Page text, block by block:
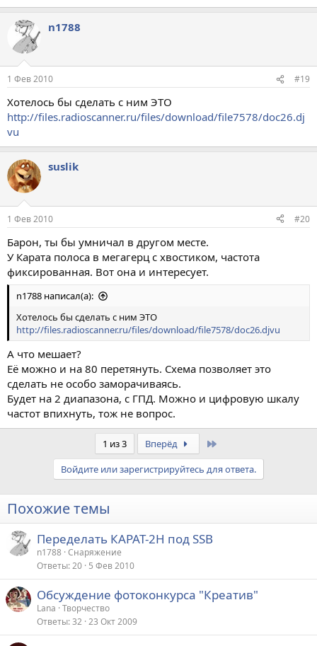
n1788
1 Фев 2010 #19
Хотелось бы сделать с ним ЭТО
http://files.radioscanner.ru/files/download/file7578/doc26.dj
vu
suslik
1 Фев 2010 #20
Барон, ты бы умничал в другом месте.
У Карата полоса в мегагерц с хвостиком, частота
фиксированная. Вот она и интересует.
n1788 написал(а):
Хотелось бы сделать с ним ЭТО
http://files.radioscanner.ru/files/download/file7578/doc26.djvu
А что мешает?
Её можно и на 80 перетянуть. Схема позволяет это
сделать не особо заморачиваясь.
Будет на 2 диапазона, с ГПД. Можно и цифровую шкалу
частот впихнуть, тож не вопрос.
1 из 3 Вперёд
Войдите или зарегистрируйтесь для ответа.
Похожие темы
Переделать КАРАТ-2Н под SSB
n1788 Снаряжение
Ответы 20 5 Фев 2010
Обсуждение фотоконкурса "Креатив"
Lana Творчество
Ответы 32 23 Окт 2009